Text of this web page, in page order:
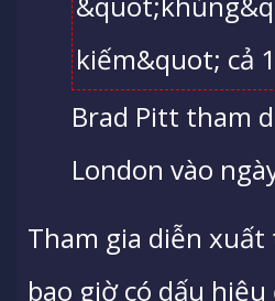
Brad Pitt tham
London vào
Tham gia diễn
bao giờ có dấu